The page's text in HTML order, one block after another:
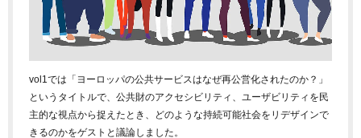
vol1では「ヨーロッパの公共サービスはなぜ再公営化されたのか？」
というタイトルで、公共財のアクセシビリティ、ユーザビリティを民
主的な視点から捉えたとき、どのような持続可能社会をリデザインで
きるのかをゲストと議論しました。